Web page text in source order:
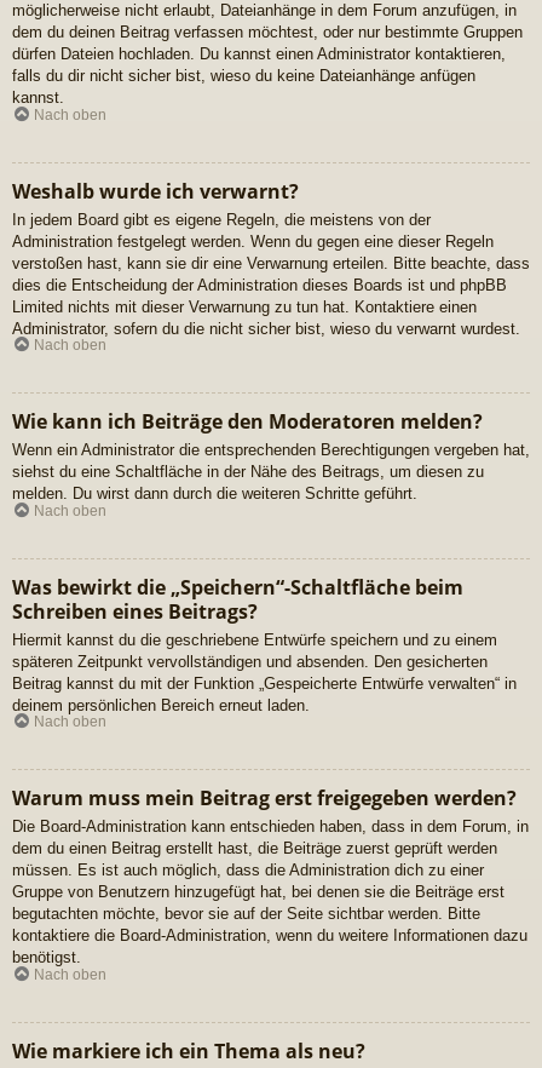
möglicherweise nicht erlaubt, Dateianhänge in dem Forum anzufügen, in
dem du deinen Beitrag verfassen möchtest, oder nur bestimmte Gruppen
dürfen Dateien hochladen. Du kannst einen Administrator kontaktieren,
falls du dir nicht sicher bist, wieso du keine Dateianhänge anfügen
kannst.
Nach oben
Weshalb wurde ich verwarnt?
In jedem Board gibt es eigene Regeln, die meistens von der
Administration festgelegt werden. Wenn du gegen eine dieser Regeln
verstoßen hast, kann sie dir eine Verwarnung erteilen. Bitte beachte, dass
dies die Entscheidung der Administration dieses Boards ist und phpBB
Limited nichts mit dieser Verwarnung zu tun hat. Kontaktiere einen
Administrator, sofern du die nicht sicher bist, wieso du verwarnt wurdest.
Nach oben
Wie kann ich Beiträge den Moderatoren melden?
Wenn ein Administrator die entsprechenden Berechtigungen vergeben hat,
siehst du eine Schaltfläche in der Nähe des Beitrags, um diesen zu
melden. Du wirst dann durch die weiteren Schritte geführt.
Nach oben
Was bewirkt die „Speichern“-Schaltfläche beim
Schreiben eines Beitrags?
Hiermit kannst du die geschriebene Entwürfe speichern und zu einem
späteren Zeitpunkt vervollständigen und absenden. Den gesicherten
Beitrag kannst du mit der Funktion „Gespeicherte Entwürfe verwalten“ in
deinem persönlichen Bereich erneut laden.
Nach oben
Warum muss mein Beitrag erst freigegeben werden?
Die Board-Administration kann entschieden haben, dass in dem Forum, in
dem du einen Beitrag erstellt hast, die Beiträge zuerst geprüft werden
müssen. Es ist auch möglich, dass die Administration dich zu einer
Gruppe von Benutzern hinzugefügt hat, bei denen sie die Beiträge erst
begutachten möchte, bevor sie auf der Seite sichtbar werden. Bitte
kontaktiere die Board-Administration, wenn du weitere Informationen dazu
benötigst.
Nach oben
Wie markiere ich ein Thema als neu?